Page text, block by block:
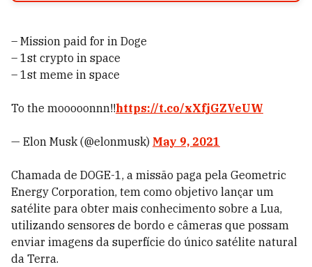
– Mission paid for in Doge
– 1st crypto in space
– 1st meme in space
To the mooooonnn!!https://t.co/xXfjGZVeUW
— Elon Musk (@elonmusk) May 9, 2021
Chamada de DOGE-1, a missão paga pela Geometric
Energy Corporation, tem como objetivo lançar um
satélite para obter mais conhecimento sobre a Lua,
utilizando sensores de bordo e câmeras que possam
enviar imagens da superfície do único satélite natural
da Terra.